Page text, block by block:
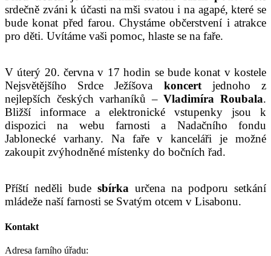
srdečně zváni k účasti na mši svatou i na agapé, které se
bude konat před farou. Chystáme občerstvení i atrakce
pro děti. Uvítáme vaši pomoc, hlaste se na faře.
V úterý 20. června v 17 hodin se bude konat v kostele
Nejsvětějšího Srdce Ježíšova koncertjednoho z
nejlepších českých varhaníků –Vladimíra Roubala.
Bližší informace a elektronické vstupenky jsou k
dispozici na webu farnosti a Nadačního fondu
Jablonecké varhany. Na faře v kanceláři je možné
zakoupit zvýhodněné místenky do bočních řad.
Příští neděli bude sbírka určena na podporu setkání
mládeže naší farnosti se Svatým otcem v Lisabonu.
Kontakt
Adresa farního úřadu: